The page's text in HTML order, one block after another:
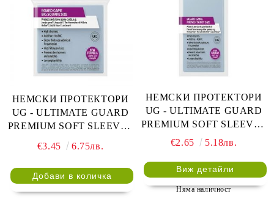
НЕМСКИ ПРОТЕКТОРИ
UG - ULTIMATE GUARD
PREMIUM SOFT SLEEVES
BIG SQUARE 82x82 - 50
БР. ПРОЗРАЧНИ
€3.45 6.75лв.
НЕМСКИ ПРОТЕКТОРИ
UG - ULTIMATE GUARD
PREMIUM SOFT SLEEVES
FRENCH TAROT 63x115 -
€2.65 5.18лв.
Виж детайли
Няма наличност